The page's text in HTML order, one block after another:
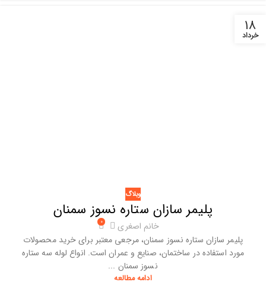
۱۸
خرداد
وبلاگ
پلیمر سازان ستاره نسوز سمنان
خانم اصغری ۰
پلیمر سازان ستاره نسوز سمنان، مرجعی معتبر برای خرید محصولات
مورد استفاده در ساختمان، صنایع و عمران است. انواع لوله سه ستاره
نسوز سمنان ...
ادامه مطالعه